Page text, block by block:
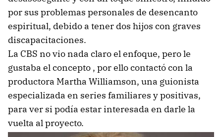
por sus problemas personales de desencanto
espiritual, debido a tener dos hijos con graves
discapacitaciones.
La CBS no vio nada claro el enfoque, pero le
gustaba el concepto , por ello contactó con la
productora Martha Williamson, una guionista
especializada en series familiares y positivas,
para ver si podía estar interesada en darle la
vuelta al proyecto.